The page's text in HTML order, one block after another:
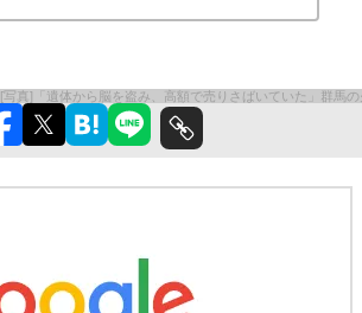
[写真]「遺体から脳を盗み、高額で売りさばいていた」群馬